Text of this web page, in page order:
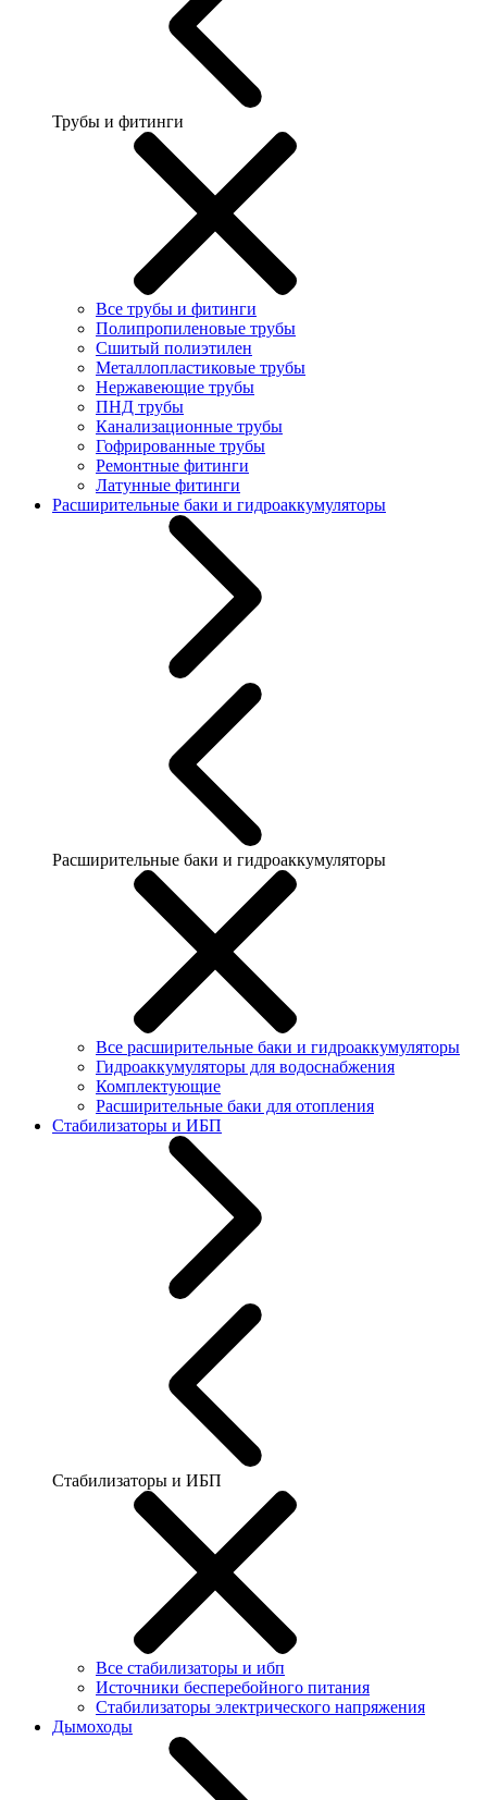
Трубы и фитинги
Все трубы и фитинги
Полипропиленовые трубы
Сшитый полиэтилен
Металлопластиковые трубы
Нержавеющие трубы
ПНД трубы
Канализационные трубы
Гофрированные трубы
Ремонтные фитинги
Латунные фитинги
Расширительные баки и гидроаккумуляторы
Расширительные баки и гидроаккумуляторы
Все расширительные баки и гидроаккумуляторы
Гидроаккумуляторы для водоснабжения
Комплектующие
Расширительные баки для отопления
Стабилизаторы и ИБП
Стабилизаторы и ИБП
Все стабилизаторы и ибп
Источники бесперебойного питания
Стабилизаторы электрического напряжения
Дымоходы